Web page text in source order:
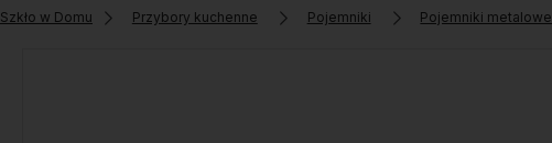
Szkło w Domu Przybory kuchenne Pojemniki Pojemniki metalowe